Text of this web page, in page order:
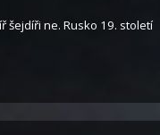
šejdíři ne. Rusko 19. století